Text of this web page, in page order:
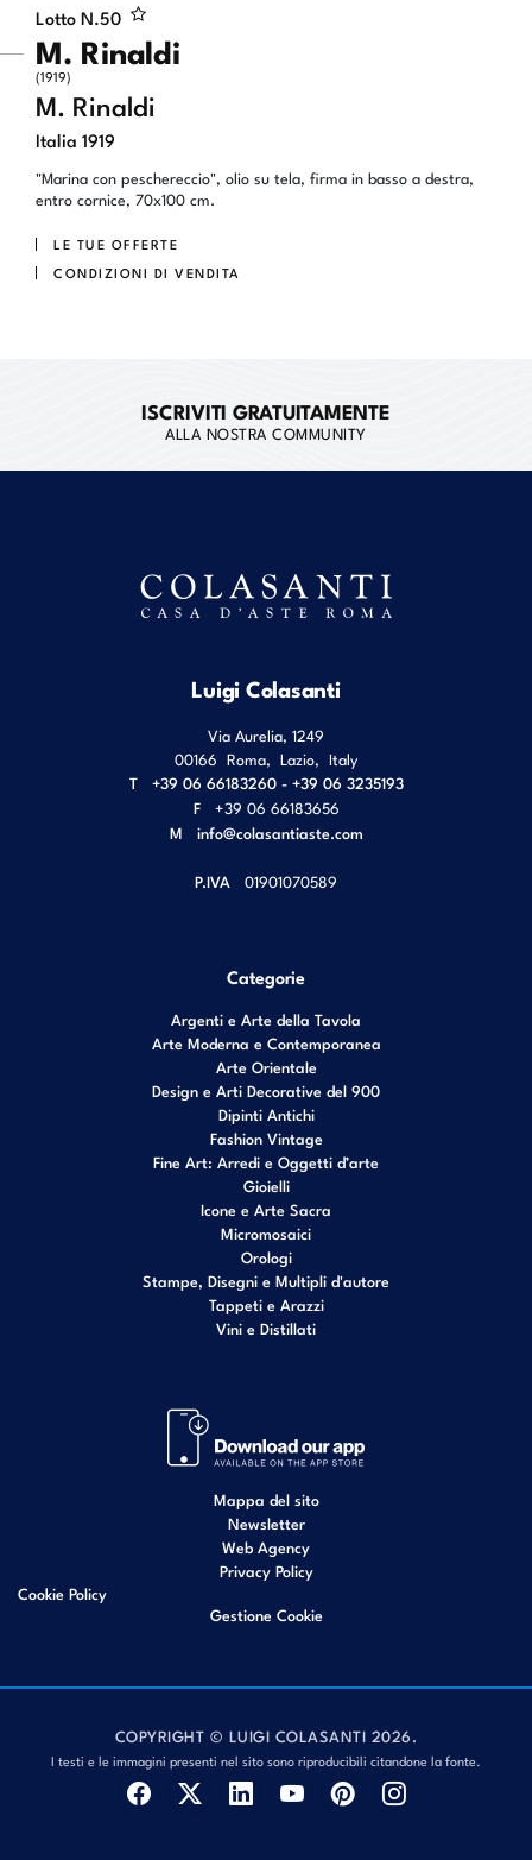
Lotto N.50
M. Rinaldi
(1919)
M. Rinaldi
Italia 1919
"Marina con peschereccio", olio su tela, firma in basso a destra,
entro cornice, 70x100 cm.
LE TUE OFFERTE
CONDIZIONI DI VENDITA
ISCRIVITI GRATUITAMENTE
ALLA NOSTRA COMMUNITY
Luigi Colasanti
Via Aurelia, 1249
00166 Roma Lazio Italy
T
+39 06 66183260 - +39 06 3235193
F
+39 06 66183656
M info@colasantiaste.com
P.IVA 01901070589
Categorie
Argenti e Arte della Tavola
Arte Moderna e Contemporanea
Arte Orientale
Design e Arti Decorative del 900
Dipinti Antichi
Fashion Vintage
Fine Art: Arredi e Oggetti d’arte
Gioielli
Icone e Arte Sacra
Micromosaici
Orologi
Stampe, Disegni e Multipli d'autore
Tappeti e Arazzi
Vini e Distillati
Mappa del sito
Newsletter
Web Agency
Privacy Policy
Cookie Policy
Gestione Cookie
COPYRIGHT © LUIGI COLASANTI 2026.
I testi e le immagini presenti nel sito sono riproducibili citandone la fonte.